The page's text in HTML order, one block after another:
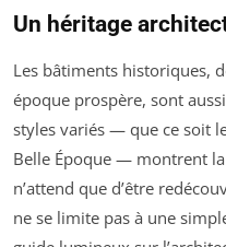
Un héritage
Les bâtiments historiques,
époque prospère, sont
styles variés — que ce soit
Belle Époque — montrent
n’attend que d’être
ne se limite pas à une